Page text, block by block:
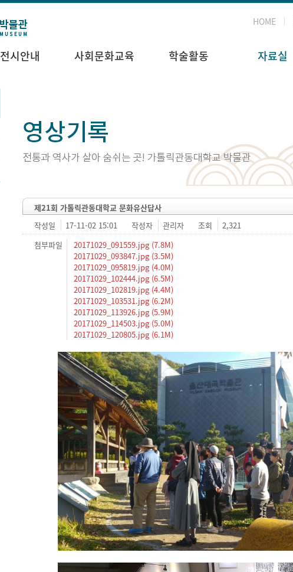
HOME
전시안내 사회문화교육 학술활동 자료실
제21회 가톨릭관동대학교 문화유산답사
작성일
17-11-02 15:01 작성자 관리자 조회
2,321
첨부파일
20171029_091559.jpg (7.8M)
20171029_093847.jpg (3.5M)
20171029_095819.jpg (4.0M)
20171029_102444.jpg (6.5M)
20171029_102819.jpg (4.4M)
20171029_103531.jpg (6.2M)
20171029_113926.jpg (5.9M)
20171029_114503.jpg (5.0M)
20171029_120805.jpg (6.1M)